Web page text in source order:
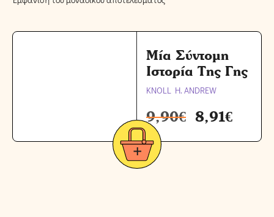
Μία Σύντομη
Ιστορία Της Γης
KNOLL H. ANDREW
9,90€ 8,91€